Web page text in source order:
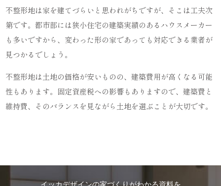
不整形地は家を建てづらいと思われがちですが、そこは工夫次
第です。都市部には狭小住宅の建築実績のあるハウスメーカー
も多いですから、変わった形の家であっても対応できる業者が
見つかるでしょう。
不整形地は土地の価格が安いものの、建築費用が高くなる可能
性もあります。固定資産税への影響もありますので、建築費と
維持費、そのバランスを見ながら土地を選ぶことが大切です。
イッカデザインの家づくりがわかる資料を